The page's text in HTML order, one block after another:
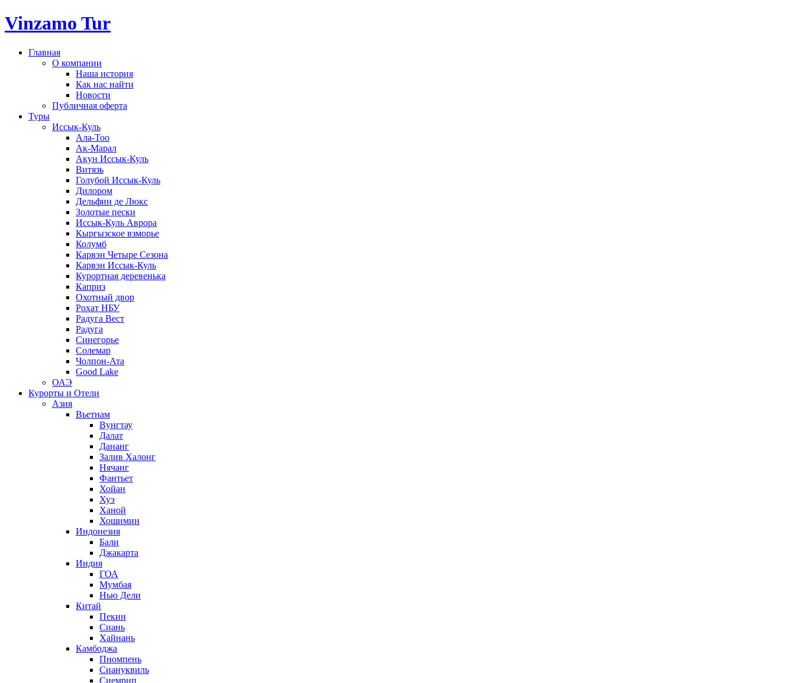
Vinzamo Tur
Главная
О компании
Наша история
Как нас найти
Новости
Публичная оферта
Туры
Иссык-Куль
Ала-Тоо
Ак-Марал
Акун Иссык-Куль
Витязь
Голубой Иссык-Куль
Дилором
Дельфин де Люкс
Золотые пески
Иссык-Куль Аврора
Кыргызское взморье
Колумб
Карвэн Четыре Сезона
Карвэн Иссык-Куль
Курортная деревенька
Каприз
Охотный двор
Рохат НБУ
Радуга Вест
Радуга
Синегорье
Солемар
Чолпон-Ата
Good Lake
ОАЭ
Курорты и Отели
Азия
Вьетнам
Вунгтау
Далат
Дананг
Залив Халонг
Нячанг
Фантьет
Хойан
Хуэ
Ханой
Хошимин
Индонезия
Бали
Джакарта
Индия
ГОА
Мумбая
Нью Дели
Китай
Пекин
Сиань
Хайнань
Камбоджа
Пномпень
Сиануквиль
Сиемрип